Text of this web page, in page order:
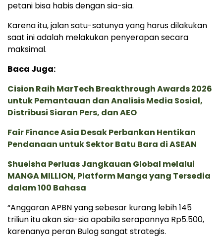
petani bisa habis dengan sia-sia.
Karena itu, jalan satu-satunya yang harus dilakukan
saat ini adalah melakukan penyerapan secara
maksimal.
Baca Juga:
Cision Raih MarTech Breakthrough Awards 2026
untuk Pemantauan dan Analisis Media Sosial,
Distribusi Siaran Pers, dan AEO
Fair Finance Asia Desak Perbankan Hentikan
Pendanaan untuk Sektor Batu Bara di ASEAN
Shueisha Perluas Jangkauan Global melalui
MANGA MILLION, Platform Manga yang Tersedia
dalam 100 Bahasa
“Anggaran APBN yang sebesar kurang lebih 145
triliun itu akan sia-sia apabila serapannya Rp5.500,
karenanya peran Bulog sangat strategis.